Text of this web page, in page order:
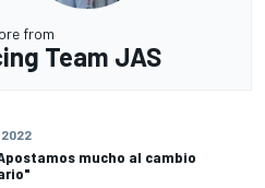
from
Team JAS
2022
mucho al cambio